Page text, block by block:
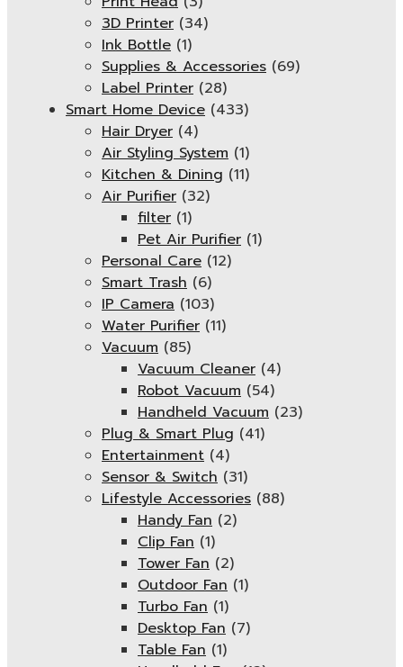
3D Printer (34)
Ink Bottle (1)
Supplies & Accessories (69)
Label Printer (28)
Smart Home Device (433)
Hair Dryer (4)
Air Styling System (1)
Kitchen & Dining (11)
Air Purifier (32)
filter (1)
Pet Air Purifier (1)
Personal Care (12)
Smart Trash (6)
IP Camera (103)
Water Purifier (11)
Vacuum (85)
Vacuum Cleaner (4)
Robot Vacuum (54)
Handheld Vacuum (23)
Plug & Smart Plug (41)
Entertainment (4)
Sensor & Switch (31)
Lifestyle Accessories (88)
Handy Fan (2)
Clip Fan (1)
Tower Fan (2)
Outdoor Fan (1)
Turbo Fan (1)
Desktop Fan (7)
Table Fan (1)